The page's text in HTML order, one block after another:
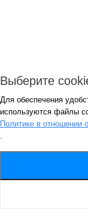
Авторизация
Запомнить
Потеряли
Генерация пароля
Выберите
Для обеспечения
используются файлы
Политике в отношении
.